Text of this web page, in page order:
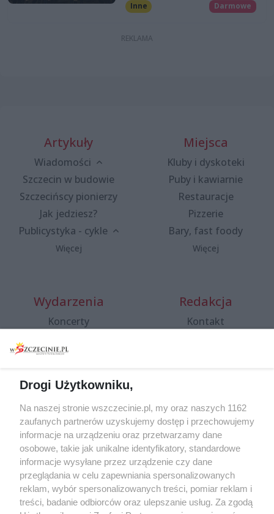
Inne Darmowe
Artykuły
Wiadomości
Szczecin w budowie
Szczecińscy pionierzy
Jak jedziesz?
Publicystyka - cykle
Więcej
Miejsca
Kluby i dyskoteki
Puby i kawiarnie
Restauracje
Pizzerie
Bary, fast foody
Więcej
Wydarzenia
Koncerty
Spacery i oprowadzania
targi
Wernisaże
Więcej
Redakcja
Kontakt
Specjalny koncert z okazji
20. urodzin portalu
wSzczecinie.pl
Regulamin konkursów
śniadaniówka "Hej
Szczecin! Jest piątek!"
Drogi Użytkowniku,
Na naszej stronie wszczecinie.pl, my oraz naszych 1162
zaufanych partnerów uzyskujemy dostęp i przechowujemy
informacje na urządzeniu oraz przetwarzamy dane
osobowe, takie jak unikalne identyfikatory, standardowe
informacje wysyłane przez urządzenie czy dane
przeglądania w celu zapewniania spersonalizowanych
reklam, wybór spersonalizowanych treści, pomiar reklam i
treści, badanie odbiorców oraz ulepszanie usług. Za zgodą